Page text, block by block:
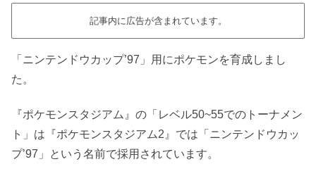
記事内に広告が含まれています。
「ニンテンドウカップ’97」用にポケモンを育成しまし
た。
『ポケモンスタジアム』の「レベル50~55でのトーナメン
ト」は『ポケモンスタジアム2』では「ニンテンドウカッ
プ’97」という名前で採用されています。